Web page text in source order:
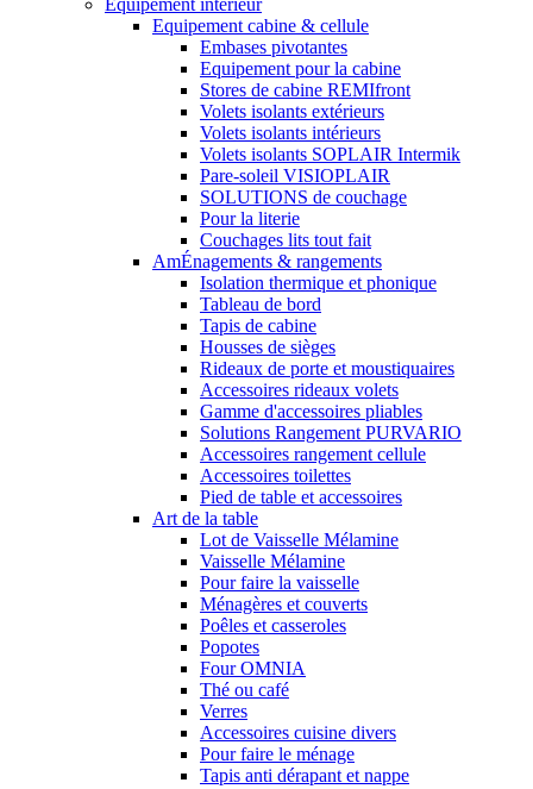
Equipement interieur
Equipement cabine & cellule
Embases pivotantes
Equipement pour la cabine
Stores de cabine REMIfront
Volets isolants extérieurs
Volets isolants intérieurs
Volets isolants SOPLAIR Intermik
Pare-soleil VISIOPLAIR
SOLUTIONS de couchage
Pour la literie
Couchages lits tout fait
AmÉnagements & rangements
Isolation thermique et phonique
Tableau de bord
Tapis de cabine
Housses de sièges
Rideaux de porte et moustiquaires
Accessoires rideaux volets
Gamme d'accessoires pliables
Solutions Rangement PURVARIO
Accessoires rangement cellule
Accessoires toilettes
Pied de table et accessoires
Art de la table
Lot de Vaisselle Mélamine
Vaisselle Mélamine
Pour faire la vaisselle
Ménagères et couverts
Poêles et casseroles
Popotes
Four OMNIA
Thé ou café
Verres
Accessoires cuisine divers
Pour faire le ménage
Tapis anti dérapant et nappe